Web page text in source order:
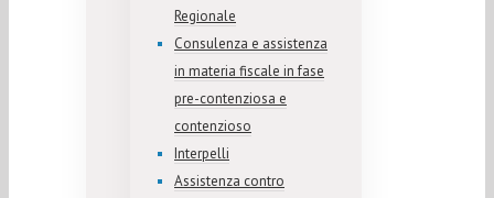
Regionale
Consulenza e assistenza
in materia fiscale in fase
pre-contenziosa e
contenzioso
Interpelli
Assistenza contro